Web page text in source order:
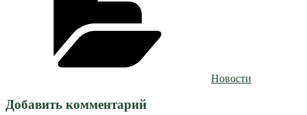
Новости
Добавить комментарий